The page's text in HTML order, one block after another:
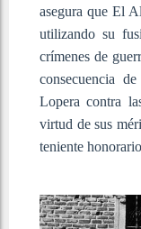
asegura que El
utilizando su
crímenes de
consecuencia
Lopera contra
virtud de sus
teniente